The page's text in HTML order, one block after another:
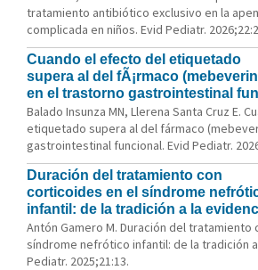
tratamiento antibiótico exclusivo en la
complicada en niños. Evid Pediatr.
Cuando el efecto del etiquetado
supera al del fÃ¡rmaco
en el trastorno gastrointestinal
Balado Insunza MN, Llerena Santa Cruz E.
etiquetado supera al del fármaco
gastrointestinal funcional. Evid Pediatr.
Duración del tratamiento con
corticoides en el síndrome
infantil: de la tradición a la
Antón Gamero M. Duración del
síndrome nefrótico infantil: de la tradición
Pediatr. 2025;21:13.